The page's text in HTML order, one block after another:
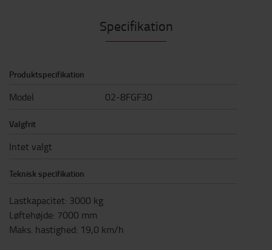
Specifikation
Produktspecifikation
Model 02-8FGF30
Valgfrit
Intet valgt
Teknisk specifikation
Lastkapacitet: 3000 kg
Løftehøjde: 7000 mm
Maks. hastighed: 19,0 km/h